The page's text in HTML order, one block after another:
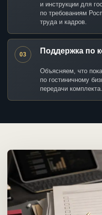
и инструкции для
по требованиям
труда и кадров.
03 Поддержка по
Объясняем, что
по гостиничному
передачи комплекта.